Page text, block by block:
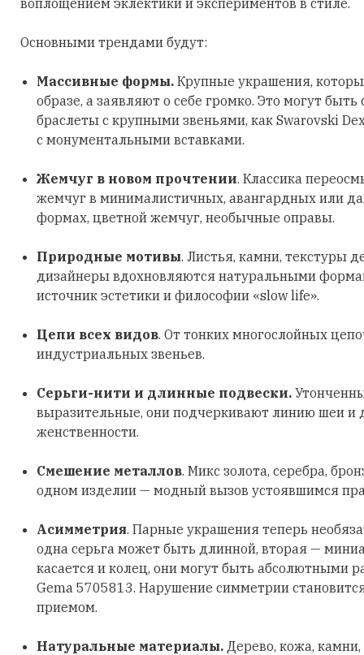
Основными трендами будут:
Массивные формы. Крупные украшения,
образе, а заявляют о себе громко. Это могут быть
браслеты с крупными звеньями, как Swarovski
с монументальными вставками.
Жемчуг в новом прочтении. Классика
жемчуг в минималистичных, авангардных или
формах, цветной жемчуг, необычные оправы.
Природные мотивы. Листья, камни, текстуры
дизайнеры вдохновляются натуральными
источник эстетики и философии «slow life».
Цепи всех видов. От тонких многослойных
индустриальных звеньев.
Серьги-нити и длинные подвески.
выразительные, они подчеркивают линию шеи и
женственности.
Смешение металлов. Микс золота, серебра,
одном изделии — модный вызов устоявшимся
Асимметрия. Парные украшения теперь
одна серьга может быть длинной, вторая —
касается и колец, они могут быть абсолютными
Gema 5705813. Нарушение симметрии
приемом.
Натуральные материалы. Дерево, кожа,